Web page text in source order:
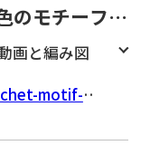
のモチーフバ
画と編み図
motif-2